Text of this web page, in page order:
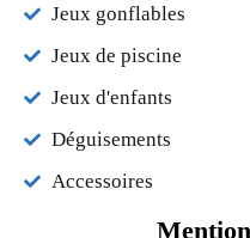
Jeux gonflables
Jeux de piscine
Jeux d'enfants
Déguisements
Accessoires